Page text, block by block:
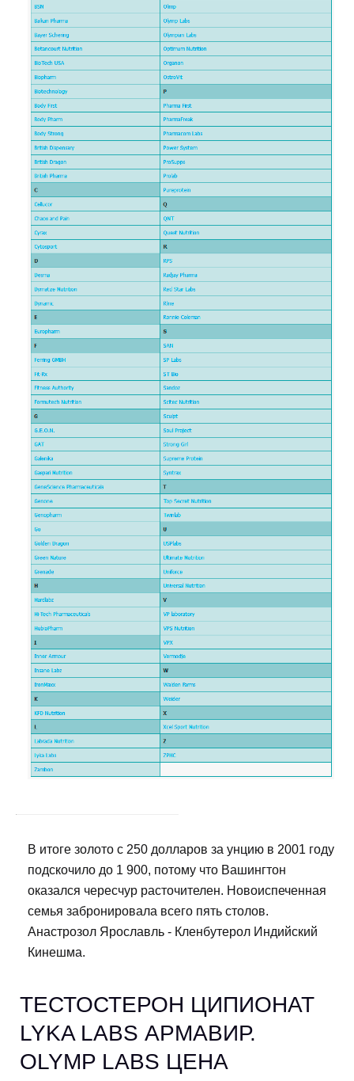
В итоге золото с 250 долларов за унцию в 2001 году
подскочило до 1 900, потому что Вашингтон
оказался чересчур расточителен. Новоиспеченная
семья забронировала всего пять столов.
Анастрозол Ярославль - Кленбутерол Индийский
Кинешма.
ТЕСТОСТЕРОН ЦИПИОНАТ
LYKA LABS АРМАВИР.
OLYMP LABS ЦЕНА